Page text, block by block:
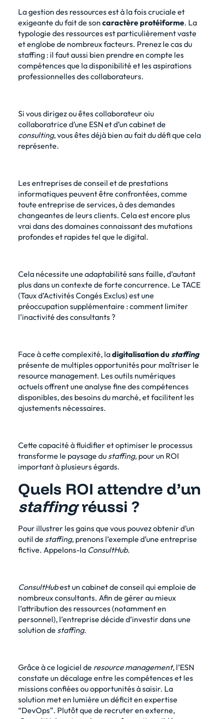
La gestion des ressources est à la fois cruciale et
exigeante du fait de son caractère protéiforme. La
typologie des ressources est particulièrement vaste
et englobe de nombreux facteurs. Prenez le cas du
staffing : il faut aussi bien prendre en compte les
compétences que la disponibilité et les aspirations
professionnelles des collaborateurs.
Si vous dirigez ou êtes collaborateur oiu
collaboratrice d’une ESN et d’un cabinet de
consulting, vous êtes déjà bien au fait du défi que cela
représente.
Les entreprises de conseil et de prestations
informatiques peuvent être confrontées, comme
toute entreprise de services, à des demandes
changeantes de leurs clients. Cela est encore plus
vrai dans des domaines connaissant des mutations
profondes et rapides tel que le digital.
Cela nécessite une adaptabilité sans faille, d’autant
plus dans un contexte de forte concurrence. Le TACE
(Taux d’Activités Congés Exclus) est une
préoccupation supplémentaire : comment limiter
l’inactivité des consultants ?
Face à cette complexité, ladigitalisation du staffing
présente de multiples opportunités pour maîtriser le
resource management. Les outils numériques
actuels offrent une analyse fine des compétences
disponibles, des besoins du marché, et facilitent les
ajustements nécessaires.
Cette capacité à fluidifier et optimiser le processus
transforme le paysage du staffing, pour un ROI
important à plusieurs égards.
Quels ROI attendre d’un
staffingréussi ?
Pour illustrer les gains que vous pouvez obtenir d’un
outil de staffing, prenons l’exemple d’une entreprise
fictive. Appelons-la ConsultHub.
ConsultHubest un cabinet de conseil qui emploie de
nombreux consultants. Afin de gérer au mieux
l’attribution des ressources (notamment en
personnel), l’entreprise décide d’investir dans une
solution de staffing.
Grâce à ce logiciel de resource management, l’ESN
constate un décalage entre les compétences et les
missions confiées ou opportunités à saisir. La
solution met en lumière un déficit en expertise
“DevOps”. Plutôt que de recruter en externe,